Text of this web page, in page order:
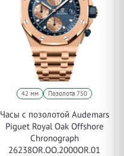
42 мм Позолота 750
Часы с позолотой Audemars
Piguet Royal Oak Offshore
Chronograph
26238OR.OO.2000OR.01